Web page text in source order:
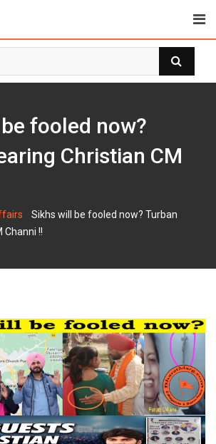
fooled now?
Christian CM
Sikhs will be fooled now? Turban
Channi !!